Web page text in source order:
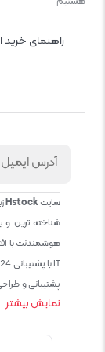
راهنمای خرید
سایتHstock
هوشمندنت با
نمایش بیشتر